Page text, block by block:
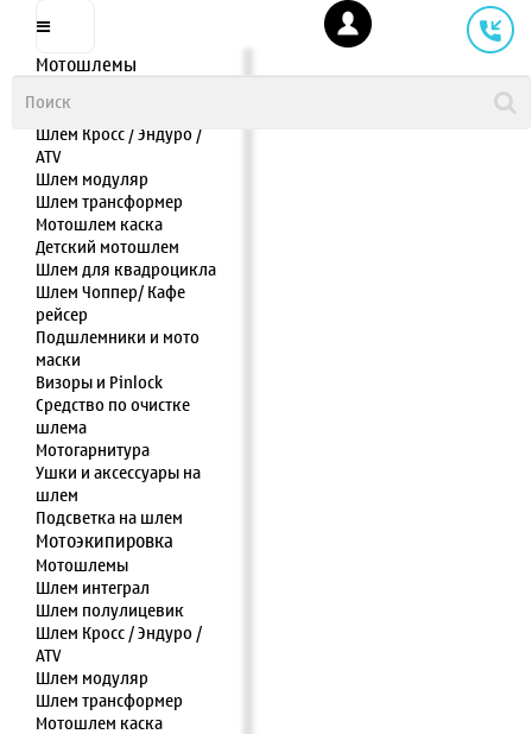
Мотошлемы
Шлем полулицевик
Шлем Кросс / Эндуро /
ATV
Шлем модуляр
Шлем трансформер
Мотошлем каска
Детский мотошлем
Шлем для квадроцикла
Шлем Чоппер/ Кафе
рейсер
Подшлемники и мото
маски
Визоры и Pinlock
Средство по очистке
шлема
Мотогарнитура
Ушки и аксессуары на
шлем
Подсветка на шлем
Мотоэкипировка
Мотошлемы
Шлем интеграл
Шлем полулицевик
Шлем Кросс / Эндуро /
ATV
Шлем модуляр
Шлем трансформер
Мотошлем каска